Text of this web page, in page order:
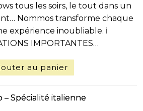
tous les soirs, le tout dans un
Nommos transforme chaque
expérience inoubliable. ℹ️
IMPORTANTES…
au panier